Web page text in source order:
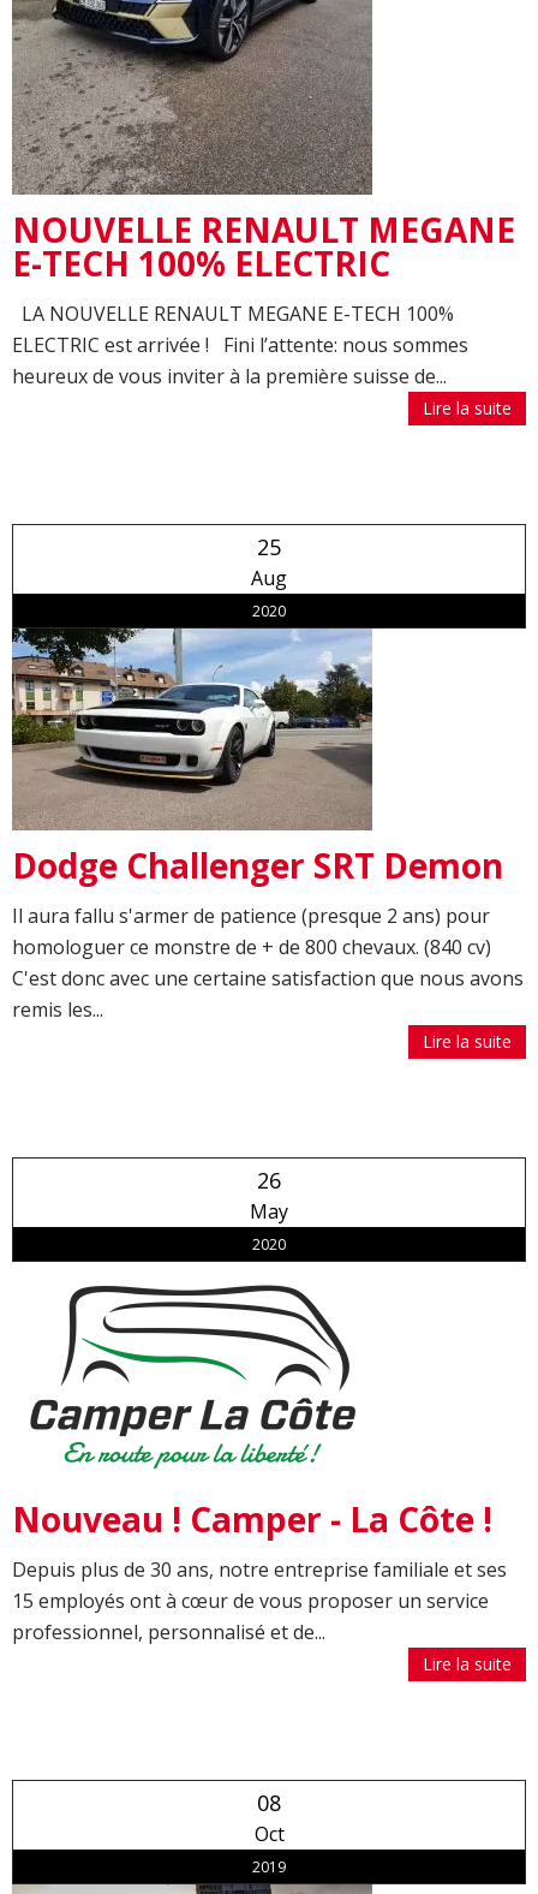
NOUVELLE RENAULT MEGANE
E-TECH 100% ELECTRIC
LA NOUVELLE RENAULT MEGANE E-TECH 100%
ELECTRIC est arrivée ! Fini l’attente: nous sommes
heureux de vous inviter à la première suisse de...
Lire la suite
25
Aug
2020
Dodge Challenger SRT Demon
Il aura fallu s'armer de patience (presque 2 ans) pour
homologuer ce monstre de + de 800 chevaux. (840 cv)
C'est donc avec une certaine satisfaction que nous avons
remis les...
Lire la suite
26
May
2020
Nouveau ! Camper - La Côte !
Depuis plus de 30 ans, notre entreprise familiale et ses
15 employés ont à cœur de vous proposer un service
professionnel, personnalisé et de...
Lire la suite
08
Oct
2019